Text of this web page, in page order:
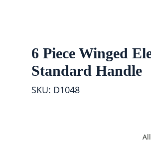
6 Piece Winged
Standard Handle
SKU: D1048